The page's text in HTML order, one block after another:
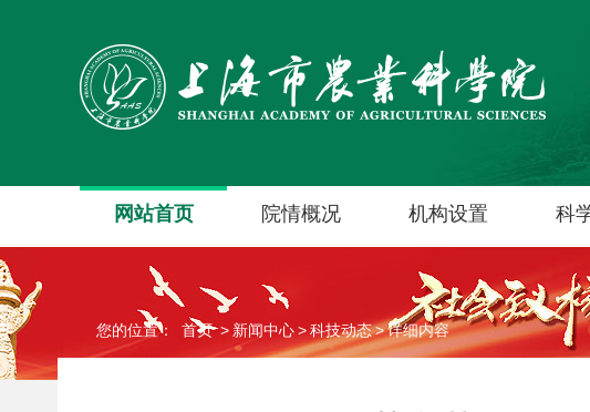
网站首页 院情概况 机构设置 科
您的位置： 首页> 新闻中心>科技动态>详细内容